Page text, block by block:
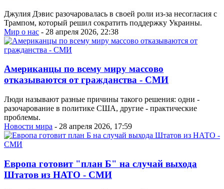
Джулия Дэвис разочаровалась в своей роли из-за несогласия с
Трампом, который решил сократить поддержку Украины.
Мир о нас - 28 апреля 2026, 22:38
Американцы по всему миру массово
отказываются от гражданства - СМИ
Люди называют разные причины такого решения: одни -
разочарование в политике США, другие - практические
проблемы.
Новости мира - 28 апреля 2026, 17:59
Европа готовит "план Б" на случай выхода
Штатов из НАТО - СМИ